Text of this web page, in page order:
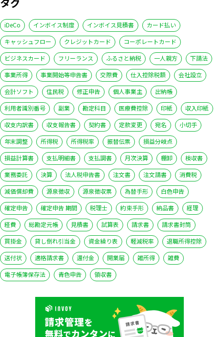
iDeCo インボイス制度 インボイス見積書
カード払い
キャッシュフロー
クレジットカード
コーポレートカード
ビジネスカード
フリーランス ふるさと納税 一人親方
下請法
事業所得
事業開始等申告書 交際費 仕入控除税額
会社設立
会計ソフト
住民税 修正申告 個人事業主
出納帳
利用者識別番号
副業 勘定科目 医療費控除 印紙
収入印紙
収支内訳書
収支報告書 契約書 定款変更 宛名
小切手
年末調整
所得税 所得税率 振替伝票
損益分岐点
損益計算書
支払明細書 支払調書 月次決算 棚卸
検収書
業務委託
決算 法人税申告書 注文書 注文請書
消費税
減価償却費
源泉徴収 源泉徴収票 為替手形
白色申告
確定申告
確定申告 期間 税理士 約束手形 納品書
経理
経費
総勘定元帳 見積書 試算表 請求書
請求書封筒
買掛金
貸し倒れ引当金 資金繰り表 軽減税率
退職所得控除
送付状
適格請求書 還付金 開業届 雑所得
雑費
電子帳簿保存法
青色申告 領収書